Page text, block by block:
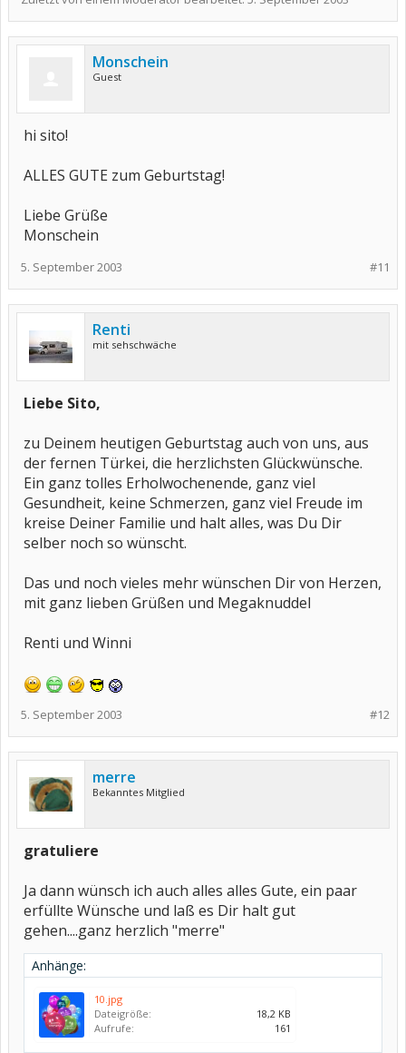
Monschein
Guest
hi sito!
ALLES GUTE zum Geburtstag!
Liebe Grüße
Monschein
#11
5. September 2003
Renti
mit sehschwäche
Liebe Sito,
zu Deinem heutigen Geburtstag auch von uns, aus
der fernen Türkei, die herzlichsten Glückwünsche.
Ein ganz tolles Erholwochenende, ganz viel
Gesundheit, keine Schmerzen, ganz viel Freude im
kreise Deiner Familie und halt alles, was Du Dir
selber noch so wünscht.
Das und noch vieles mehr wünschen Dir von Herzen,
mit ganz lieben Grüßen und Megaknuddel
Renti und Winni
#12
5. September 2003
merre
Bekanntes Mitglied
gratuliere
Ja dann wünsch ich auch alles alles Gute, ein paar
erfüllte Wünsche und laß es Dir halt gut
gehen....ganz herzlich "merre"
Anhänge:
10.jpg
Dateigröße:
18,2 KB
Aufrufe:
161